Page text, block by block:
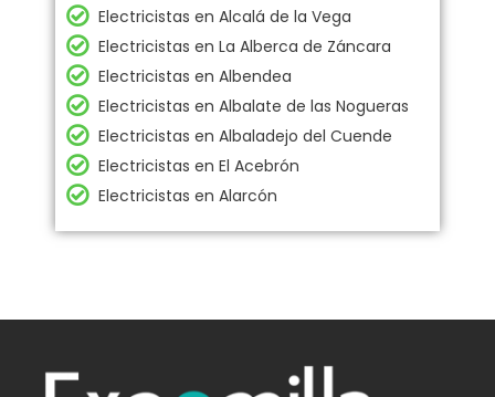
Electricistas en Alcalá de la Vega
Electricistas en La Alberca de Záncara
Electricistas en Albendea
Electricistas en Albalate de las Nogueras
Electricistas en Albaladejo del Cuende
Electricistas en El Acebrón
Electricistas en Alarcón